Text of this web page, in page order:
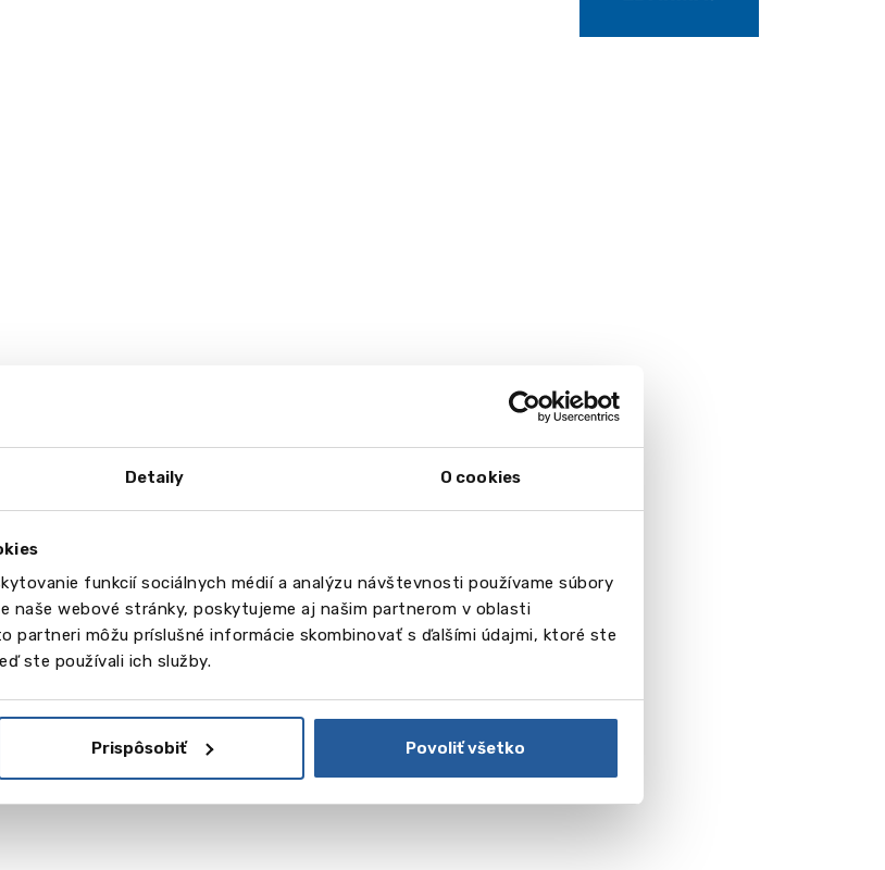
Detaily O cookies
funkcií sociálnych médií a analýzu návštevnosti používame súbory
naše webové stránky, poskytujeme aj našim partnerom v oblasti
partneri môžu príslušné informácie skombinovať s ďalšími údajmi, ktoré ste
ste používali ich služby.
Prispôsobiť Povoliť všetko